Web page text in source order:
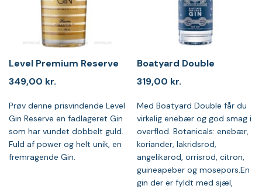
Level Premium Reserve
349,00 kr.
Prøv denne prisvindende Level
Gin Reserve en fadlageret Gin
som har vundet dobbelt guld.
Fuld af power og helt unik, en
fremragende Gin.
Boatyard Double
319,00 kr.
Med Boatyard Double får du
virkelig enebær og god smag i
overflod. Botanicals: enebær,
koriander, lakridsrod,
angelikarod, orrisrod, citron,
guineapeber og mosepors.En
gin der er fyldt med sjæl,